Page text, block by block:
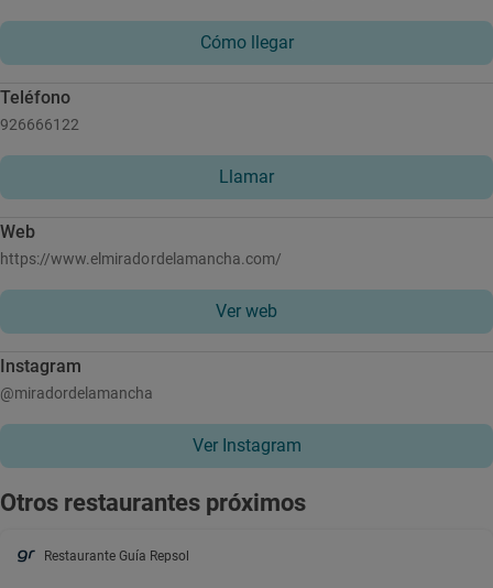
Cómo llegar
Teléfono
926666122
Llamar
Web
https://www.elmiradordelamancha.com/
Ver web
Instagram
@miradordelamancha
Ver Instagram
Otros restaurantes próximos
Restaurante Guía Repsol